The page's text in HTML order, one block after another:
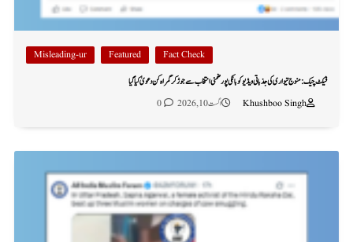
Fact Check
Featured
Misleading-ur
فیکٹ چیک: منوج تیواری کی جذباتی ویڈیو کو بانکی پور ضمنی انتخاب سے جوڑ کر گمراہ کن دعویٰ کیا گیا
Khushboo Singh
اگست 10, 2026 0